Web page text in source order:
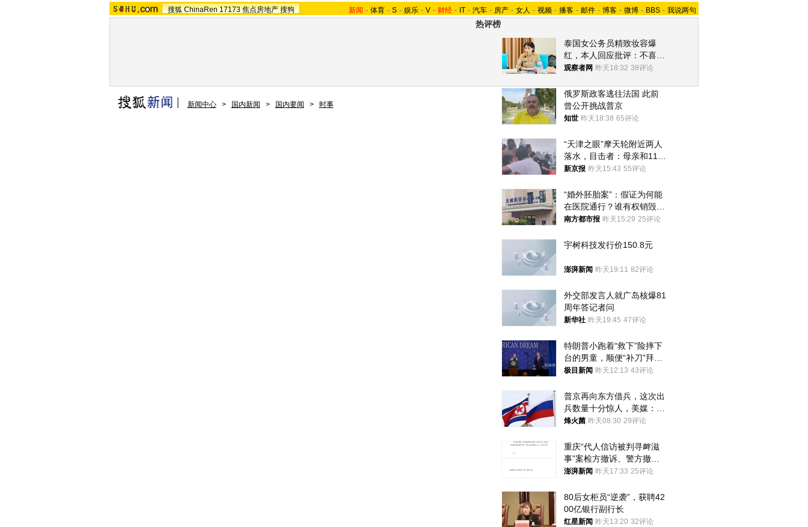
搜狐 ChinaRen 17173 焦点房地产 搜狗 新闻 - 体育 - S - 娱乐 - V - 财经 - IT - 汽车 - 房产 - 女人 - 视频 - 播客 - 邮件 - 博客 - 微博 - BBS - 我说两句
热评榜
泰国女公务员精致妆容爆
红，本人回应批评：不喜欢
就别看
观察者网 昨天18:32 38评论
俄罗斯政客逃往法国 此前
曾公开挑战普京
知世 昨天18:38 65评论
“天津之眼”摩天轮附近两人
落水，目击者：母亲和11岁
儿子先后被打捞上岸
新京报 昨天15:43 55评论
“婚外胚胎案”：假证为何能
在医院通行？谁有权销毁胚
胎？
南方都市报 昨天15:29 25评论
宇树科技发行价150.8元
澎湃新闻 昨天19:11 82评论
外交部发言人就广岛核爆81
周年答记者问
新华社 昨天19:45 47评论
特朗普小跑着“救下”险摔下
台的男童，顺便“补刀”拜
登：“我可不想他像拜登一
极目新闻 昨天12:13 43评论
普京再向东方借兵，这次出
兵数量十分惊人，美媒：俄
朝要动真格？
烽火菌 昨天08:30 29评论
重庆“代人信访被判寻衅滋
事”案检方撤诉、警方撤
案，两被告人获国赔
澎湃新闻 昨天17:33 25评论
80后女柜员“逆袭”，获聘42
00亿银行副行长
红星新闻 昨天13:20 32评论
新闻中心 > 国内新闻 > 国内要闻 > 时事